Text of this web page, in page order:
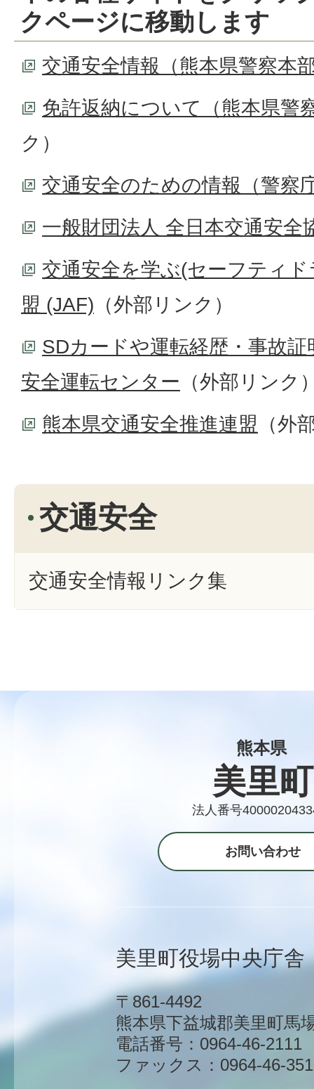
クページに移動します
交通安全情報（熊本県警察本
免許返納について（熊本県警
ク）
交通安全のための情報（警察
一般財団法人 全日本交通安全
交通安全を学ぶ(セーフティ
盟 (JAF) （外部リンク）
SDカードや運転経歴・事故
安全運転センター （外部リンク
熊本県交通安全推進連盟 （外
交通安全
交通安全情報リンク集
熊本県
美里町
法人番号
お問い合わせ
美里町役場中央庁舎
〒861-4492
熊本県下益城郡美里町馬
電話番号：0964-46-2111
ファックス：0964-46-